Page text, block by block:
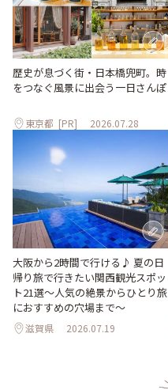
歴史が息づく街・日本橋兜町。時
をつなぐ風景に出会う一日さんぽ
東京都 [PR] 2026.07.28
大阪から2時間で行ける♪ 夏の日
帰り旅で行きたい関西観光スポッ
ト21選～人気の絶景からひとり旅
におすすめの穴場まで～
滋賀県 2026.07.19